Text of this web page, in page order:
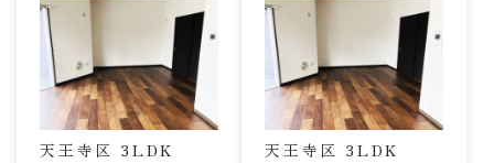
天王寺区 3LDK 天王寺区 3LDK